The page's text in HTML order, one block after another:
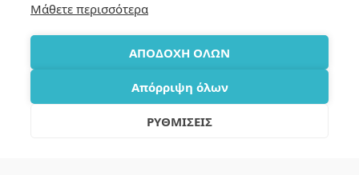
Μάθετε περισσότερα
ΑΠΟΔΟΧΗ ΟΛΩΝ
Απόρριψη όλων
ΡΥΘΜΙΣΕΙΣ